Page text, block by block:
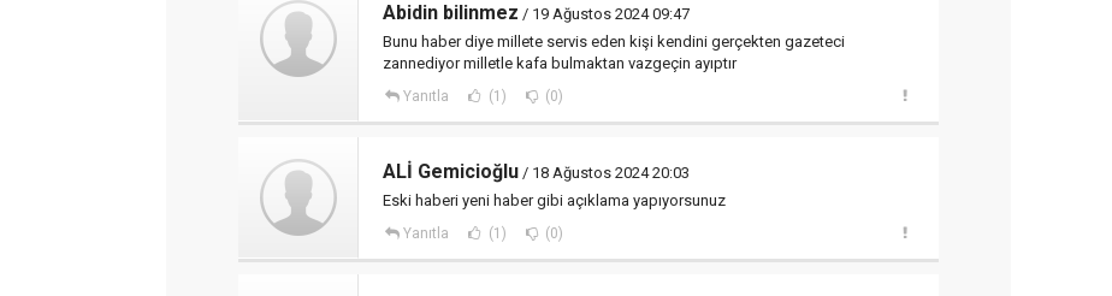
Abidin bilinmez / 19 Ağustos 2024 09:47
Bunu haber diye millete servis eden kişi kendini gerçekten gazeteci
zannediyor milletle kafa bulmaktan vazgeçin ayıptır
Yanıtla (1) (0)
ALİ Gemicioğlu / 18 Ağustos 2024 20:03
Eski haberi yeni haber gibi açıklama yapıyorsunuz
Yanıtla (1) (0)